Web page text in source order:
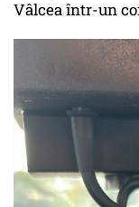
Vâlcea într-un